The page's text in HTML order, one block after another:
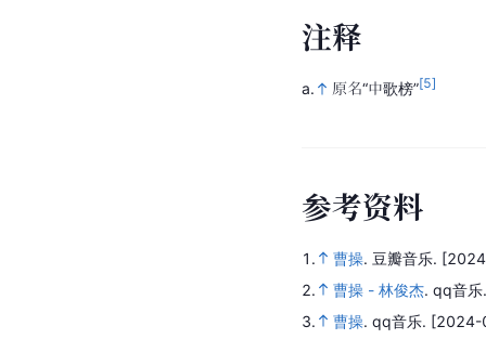
注释
a. 原名“中歌榜”[5]
参考资料
1. 曹操. 豆瓣音乐.
2.
曹操 - 林俊杰. qq音
3.
曹操. qq音乐. [2024-